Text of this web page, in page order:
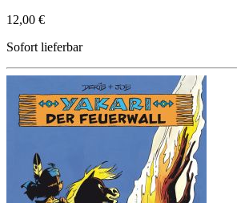
12,00 €
Sofort lieferbar